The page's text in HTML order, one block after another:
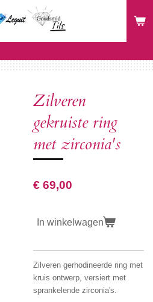
Zilveren
gekruiste ring
met zirconia's
€ 69,00
In winkelwagen
Zilveren gerhodineerde ring met
kruis ontwerp, versiert met
sprankelende zirconia's.